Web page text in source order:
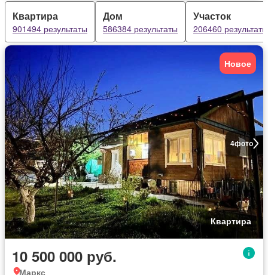
Квартира
901494 результаты
Дом
586384 результаты
Участок
206460 результаты
4фото
Новое
Квартира
10 500 000 руб.
Маркс